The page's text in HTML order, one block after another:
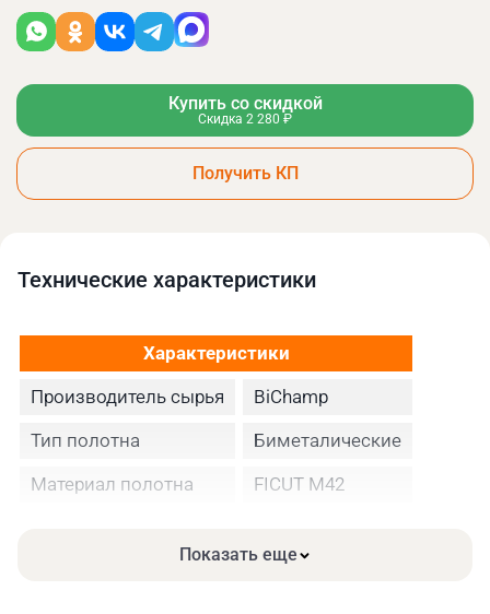
Купить со скидкой
Скидка 2 280 ₽
Получить КП
Технические xарактеристики
Характеристики
Производитель сырья
BiChamp
Тип полотна
Биметалические
Материал полотна
FICUT М42
Показать еще